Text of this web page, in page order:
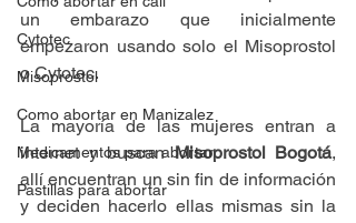
Cytotec
Misoprostol
Como abortar en Manizalez
Medicamentos para abortar
Pastillas para abortar
un embarazo que inicialmente
empezaron usando solo el Misoprostol
o Cytotec.
La mayoría de las mujeres entran a
internet y buscan Misoprostol Bogotá,
allí encuentran un sin fin de información
y deciden hacerlo ellas mismas sin la